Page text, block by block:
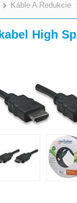
>
Káble A Redukcie
High